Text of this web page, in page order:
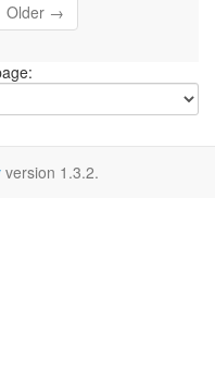
Older →
version 1.3.2.